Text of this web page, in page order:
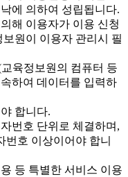
에 의하여 성립됩니다.
해 이용자가 이용 신청
원이 이용자 관리시 필
육정보원의 컴퓨터 등
하여 데이터를 입력하
합니다.
번호 단위로 체결하며,
번호 이상이어야 합니
등 특별한 서비스 이용